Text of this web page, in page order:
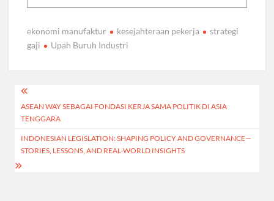
ekonomi manufaktur kesejahteraan pekerja
strategi
gaji
Upah Buruh Industri
Post
navigation
ASEAN WAY SEBAGAI FONDASI KERJA SAMA POLITIK DI ASIA
TENGGARA
INDONESIAN LEGISLATION: SHAPING POLICY AND GOVERNANCE—
STORIES, LESSONS, AND REAL-WORLD INSIGHTS